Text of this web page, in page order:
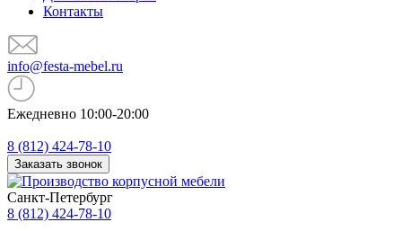
Контакты
info@festa-mebel.ru
Ежедневно 10:00-20:00
8 (812) 424-78-10
Заказать звонок
Санкт-Петербург
8 (812) 424-78-10